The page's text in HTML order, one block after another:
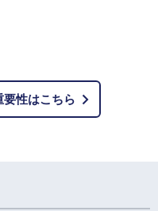
性はこちら